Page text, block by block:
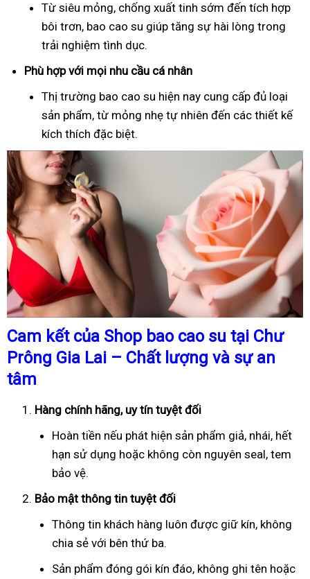
Từ siêu mỏng, chống xuất tinh sớm đến tích hợp
bôi trơn, bao cao su giúp tăng sự hài lòng trong
trải nghiệm tình dục.
Phù hợp với mọi nhu cầu cá nhân
Thị trường bao cao su hiện nay cung cấp đủ loại
sản phẩm, từ mỏng nhẹ tự nhiên đến các thiết kế
kích thích đặc biệt.
Cam kết của Shop bao cao su tại Chư
Prông Gia Lai – Chất lượng và sự an
tâm
Hàng chính hãng, uy tín tuyệt đối
Hoàn tiền nếu phát hiện sản phẩm giả, nhái, hết
hạn sử dụng hoặc không còn nguyên seal, tem
bảo vệ.
Bảo mật thông tin tuyệt đối
Thông tin khách hàng luôn được giữ kín, không
chia sẻ với bên thứ ba.
Sản phẩm đóng gói kín đáo, không ghi tên hoặc